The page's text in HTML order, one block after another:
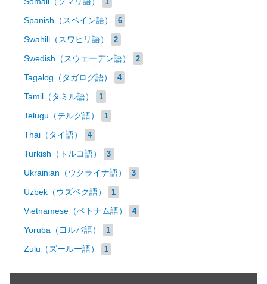
Spanish（スペイン語） 6
Swahili（スワヒリ語） 2
Swedish（スウェーデン語） 2
Tagalog（タガログ語） 4
Tamil（タミル語） 1
Telugu（テルグ語） 1
Thai（タイ語） 4
Turkish（トルコ語） 3
Ukrainian（ウクライナ語） 3
Uzbek（ウズベク語） 1
Vietnamese（ベトナム語） 4
Yoruba（ヨルバ語） 1
Zulu（ズールー語） 1